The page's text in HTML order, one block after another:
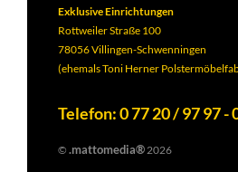
Exklusive Einrichtungen
Rottweiler Straße 100
78056 Villingen-Schwenningen
(ehemals Toni Herner
Telefon: 0 77 20 / 97 97 -
© .mattomedia®2026